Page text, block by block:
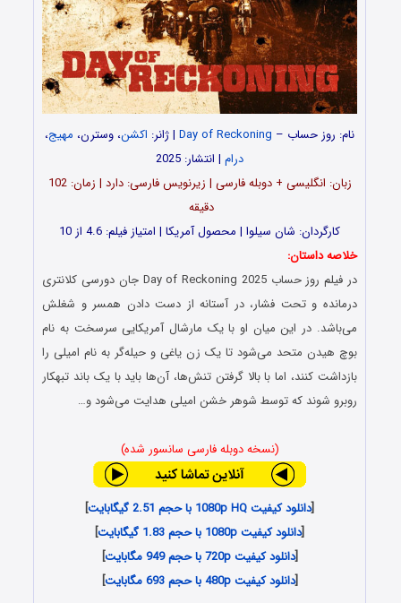
نام: روز حساب – Day of Reckoning | ژانر: اکشن، وسترن، مهیج،
درام | انتشار: 2025
زبان: انگلیسی + دوبله فارسی | زیرنویس فارسی: دارد | زمان: 102
دقیقه
کارگردان: شان سیلوا | محصول آمریکا | امتیاز فیلم: 4.6 از 10
خلاصه داستان:
در فیلم روز حساب Day of Reckoning 2025 جان دورسی کلانتری
درمانده و تحت فشار، در آستانه از دست دادن همسر و شغلش
می‌باشد. در این میان او با یک مارشال آمریکایی سرسخت به نام
بوچ هیدن متحد می‌شود تا یک زن یاغی و حیله‌گر به نام امیلی را
بازداشت کنند، اما با بالا گرفتن تنش‌ها، آن‌ها باید با یک باند تبهکار
روبرو شوند که توسط شوهر خشن امیلی هدایت می‌شود و…
(نسخه دوبله فارسی سانسور شده)
[دانلود کیفیت 1080p HQ با حجم 2.51 گیگابایت
]
[دانلود کیفیت 1080p با حجم 1.83 گیگابایت
]
[دانلود کیفیت 720p با حجم 949 مگابایت
]
[دانلود کیفیت 480p با حجم 693 مگابایت ]